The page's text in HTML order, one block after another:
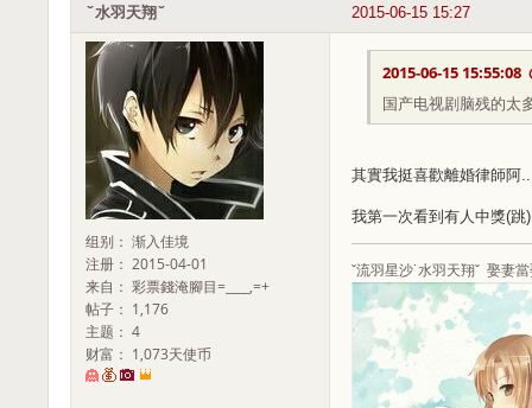
2015-06-15 15:27
ˇ水羽天翔ˇ
组别： 渐入佳境
注册： 2015-04-01
来自： 彩票錢淹腳目=____,=+
帖子： 1,176
主题： 4
财富： 1,073天使币
2015-06-15 15:55:08
国产电视剧脑残的太
其實我挺喜歡離婚律師阿
我第一次看到有人中獎(
ˇ流羽星沙˙水羽天翔ˇ 娶妻